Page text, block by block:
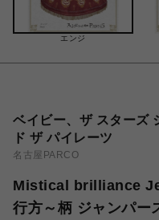
エンジ
ベイビー、ザ スターズ
ド ザ パイレーツ
名古屋PARCO
Mistical brilliance
行方～柄 ジャンパー